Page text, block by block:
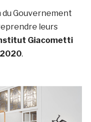
Gouvernement
leurs
Giacometti
.